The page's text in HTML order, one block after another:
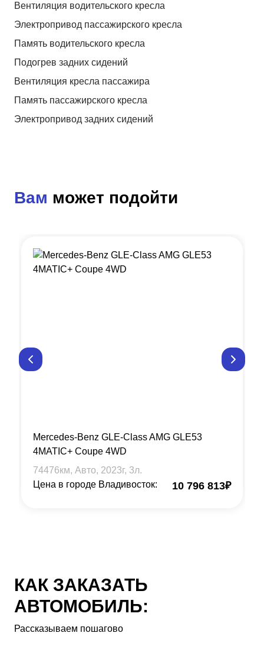
Вентиляция водительского кресла
Электропривод пассажирского кресла
Память водительского кресла
Подогрев задних сидений
Вентиляция кресла пассажира
Память пассажирского кресла
Электропривод задних сидений
Вам может подойти
Mercedes-Benz GLE-Class AMG GLE53
4MATIC+ Coupe 4WD
74476км, Авто, 2023г, 3л.
Цена в городе Владивосток:
10 796 813₽
КАК ЗАКАЗАТЬ
АВТОМОБИЛЬ:
Рассказываем пошагово